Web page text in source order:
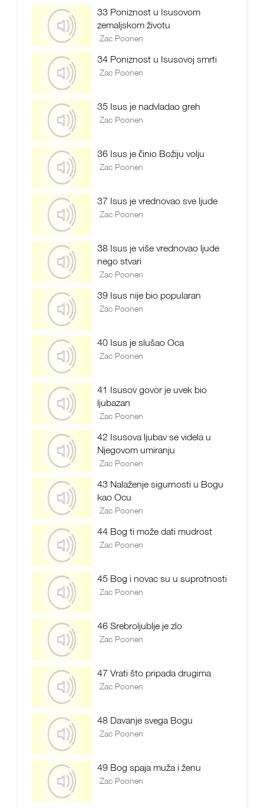
33 Poniznost u Isusovom
zemaljskom životu
Zac Poonen
34 Poniznost u Isusovoj smrti
Zac Poonen
35 Isus je nadvladao greh
Zac Poonen
36 Isus je činio Božiju volju
Zac Poonen
37 Isus je vrednovao sve ljude
Zac Poonen
38 Isus je više vrednovao ljude
nego stvari
Zac Poonen
39 Isus nije bio popularan
Zac Poonen
40 Isus je slušao Oca
Zac Poonen
41 Isusov govor je uvek bio
ljubazan
Zac Poonen
42 Isusova ljubav se videla u
Njegovom umiranju
Zac Poonen
43 Nalaženje sigurnosti u Bogu
kao Ocu
Zac Poonen
44 Bog ti može dati mudrost
Zac Poonen
45 Bog i novac su u suprotnosti
Zac Poonen
46 Srebroljublje je zlo
Zac Poonen
47 Vrati što pripada drugima
Zac Poonen
48 Davanje svega Bogu
Zac Poonen
49 Bog spaja muža i ženu
Zac Poonen